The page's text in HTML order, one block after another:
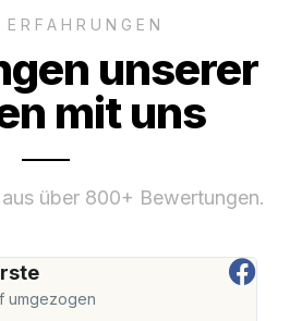
unserer
mit uns
aus über 800+ Bewertungen.
umgezogen